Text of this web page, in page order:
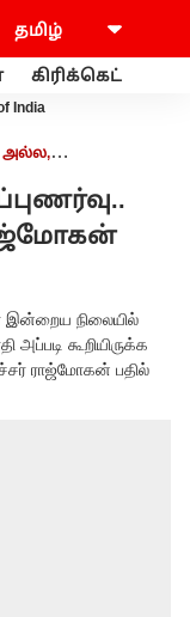
கிரிக்கெட்
India
அல்ல,
இன்றைய நிலையில்
அப்படி கூறியிருக்க
ராஜ்மோகன் பதில்